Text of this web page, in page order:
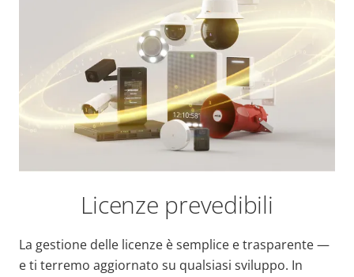
Licenze prevedibili
La gestione delle licenze è semplice e trasparente —
e ti terremo aggiornato su qualsiasi sviluppo. In